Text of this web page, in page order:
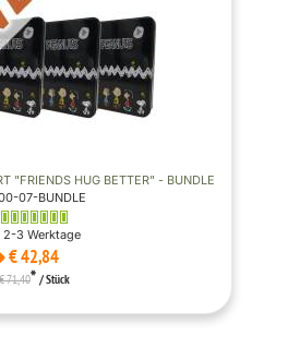
"FRIENDS HUG BETTER" - BUNDLE
07-BUNDLE
3 Werktage
€ 42,84
71,40* / Stück